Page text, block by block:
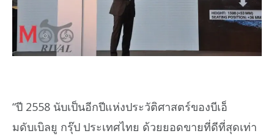
“ปี 2558 นับเป็นอีกปีแห่งประวัติศาสตร์ของบีเอ็
มดับเบิลยู กรุ๊ป ประเทศไทย ด้วยยอดขายที่ดีที่สุดเท่า